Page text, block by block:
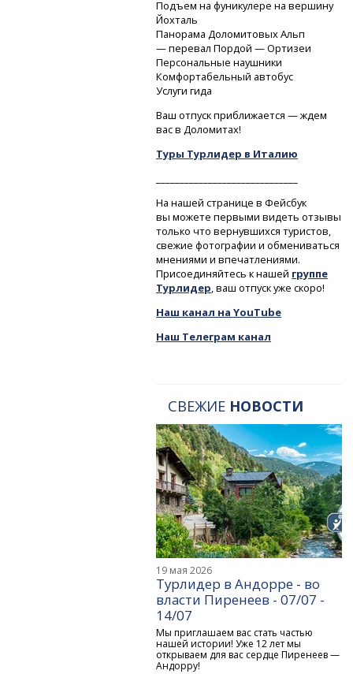
Подъем на фуникулере на вершину
Йохталь
Панорама Доломитовых Альп
— перевал Пордой — Ортизеи
Персональные наушники
Комфортабельный автобус
Услуги гида
Ваш отпуск приближается — ждем
вас в Доломитах!
Туры Турлидер в Италию
На нашей странице в Фейсбук
вы можете первыми видеть отзывы
только что вернувшихся туристов,
свежие фотографии и обмениваться
мнениями и впечатлениями.
Присоединяйтесь к нашей группе
Турлидер, ваш отпуск уже скоро!
Наш канал на YouTube
Наш Телеграм канал
СВЕЖИЕ НОВОСТИ
19 мая 2026
Турлидер в Андорре - во
власти Пиренеев - 07/07 -
14/07
Мы приглашаем вас стать частью
нашей истории! Уже 12 лет мы
открываем для вас сердце Пиренеев —
Андорру!